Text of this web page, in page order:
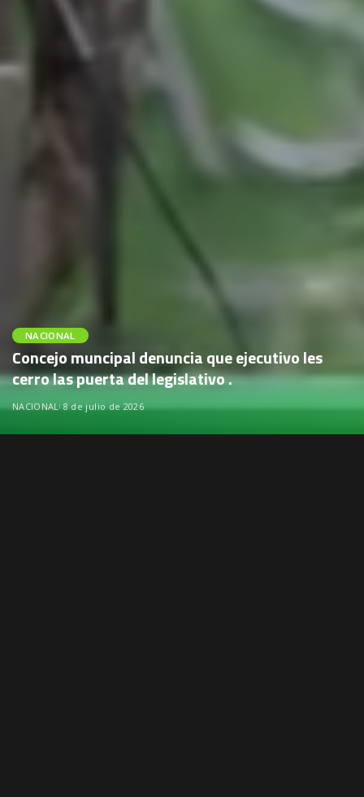
NACIONAL
Concejo muncipal denuncia que ejecutivo les
cerro las puerta del legislativo .
NACIONAL 8 de julio de 2026